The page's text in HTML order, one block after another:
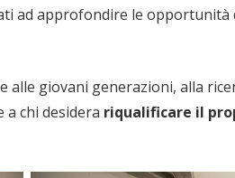
ad approfondire le opportunità
alle giovani generazioni, alla
a chi desidera riqualificare il